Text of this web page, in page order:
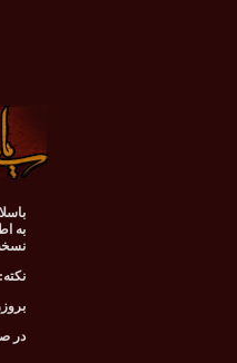
به
نسخه
نکته:
در